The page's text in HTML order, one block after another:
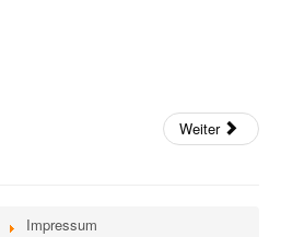
Weiter
Impressum